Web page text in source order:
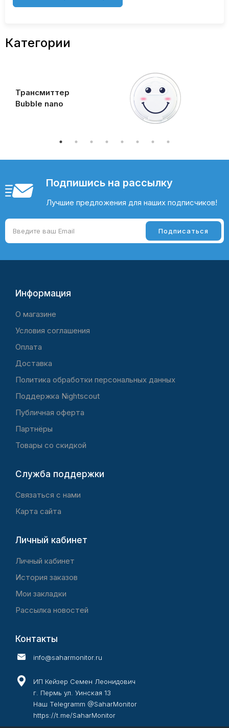
Категории
Трансмиттер
Bubble nano
Подпишись на рассылку
Лучшие предложения для наших подписчиков!
Информация
O магазине
Условия соглашения
Оплата
Доставка
Политика обработки персональных данных
Поддержка Nightscout
Публичная оферта
Партнёры
Товары со скидкой
Служба поддержки
Связаться с нами
Карта сайта
Личный кабинет
Личный кабинет
История заказов
Мои закладки
Рассылка новостей
Контакты
info@saharmonitor.ru
ИП Кейзер Семен Леонидович
г. Пермь ул. Уинская 13
Наш Telegramm @SaharMonitor
https://t.me/SaharMonitor